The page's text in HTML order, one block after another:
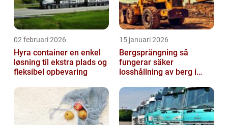
02 februari 2026
Hyra container en enkel
løsning til ekstra plads og
fleksibel opbevaring
15 januari 2026
Bergsprängning så
fungerar säker
losshållning av berg i